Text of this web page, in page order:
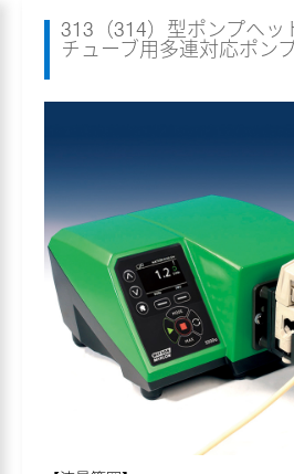
313（314）型ポンプヘッ
チューブ用多連対応ポン